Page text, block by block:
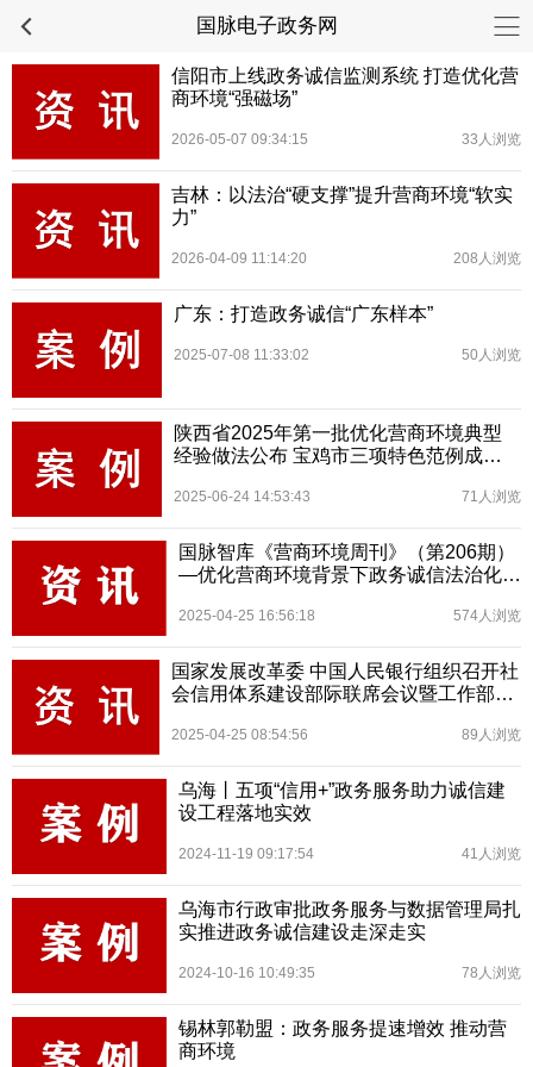
国脉电子政务网
信阳市上线政务诚信监测系统 打造优化营
商环境“强磁场”
2026-05-07 09:34:15 33人浏览
吉林：以法治“硬支撑”提升营商环境“软实
力”
2026-04-09 11:14:20 208人浏览
广东：打造政务诚信“广东样本”
2025-07-08 11:33:02 50人浏览
陕西省2025年第一批优化营商环境典型
经验做法公布 宝鸡市三项特色范例成功
2025-06-24 14:53:43 71人浏览
国脉智库《营商环境周刊》（第206期）
—优化营商环境背景下政务诚信法治化建
2025-04-25 16:56:18 574人浏览
国家发展改革委 中国人民银行组织召开社
会信用体系建设部际联席会议暨工作部署
2025-04-25 08:54:56 89人浏览
乌海丨五项“信用+”政务服务助力诚信建
设工程落地实效
2024-11-19 09:17:54 41人浏览
乌海市行政审批政务服务与数据管理局扎
实推进政务诚信建设走深走实
2024-10-16 10:49:35 78人浏览
锡林郭勒盟：政务服务提速增效 推动营
商环境